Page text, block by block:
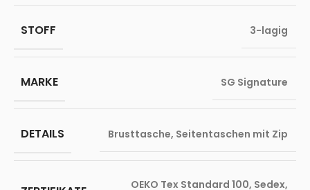
STOFF 3-lagig
MARKE SG Signature
DETAILS Brusttasche, Seitentaschen mit Zip
OEKO Tex Standard 100, Sedex,